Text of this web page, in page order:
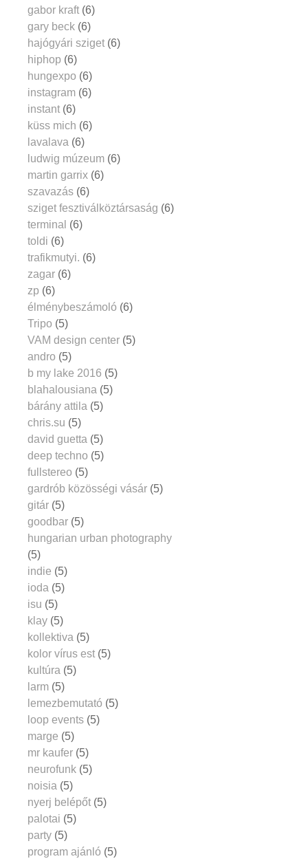
gabor kraft (6)
gary beck (6)
hajógyári sziget (6)
hiphop (6)
hungexpo (6)
instagram (6)
instant (6)
küss mich (6)
lavalava (6)
ludwig múzeum (6)
martin garrix (6)
szavazás (6)
sziget fesztiválköztársaság (6)
terminal (6)
toldi (6)
trafikmutyi. (6)
zagar (6)
zp (6)
élménybeszámoló (6)
Tripo (5)
VAM design center (5)
andro (5)
b my lake 2016 (5)
blahalousiana (5)
bárány attila (5)
chris.su (5)
david guetta (5)
deep techno (5)
fullstereo (5)
gardrób közösségi vásár (5)
gitár (5)
goodbar (5)
hungarian urban photography
(5)
indie (5)
ioda (5)
isu (5)
klay (5)
kollektiva (5)
kolor vírus est (5)
kultúra (5)
larm (5)
lemezbemutató (5)
loop events (5)
marge (5)
mr kaufer (5)
neurofunk (5)
noisia (5)
nyerj belépőt (5)
palotai (5)
party (5)
program ajánló (5)